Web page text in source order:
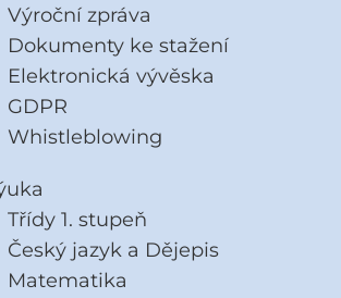
Výroční zpráva
Dokumenty ke stažení
Elektronická vývěska
GDPR
Whistleblowing
Třídy 1. stupeň
Český jazyk a Dějepis
Matematika